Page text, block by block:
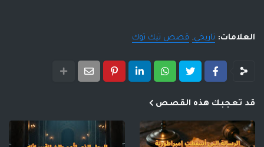
العلامات: تاريخي قصص تيك توك
قد تعجبك هذه القصص